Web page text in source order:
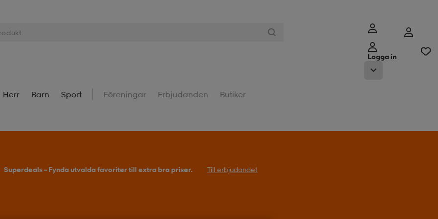
Logga in
Herr Barn Sport Föreningar Erbjudanden Butiker
Superdeals – Fynda utvalda favoriter till extra bra priser. Till erbjudandet